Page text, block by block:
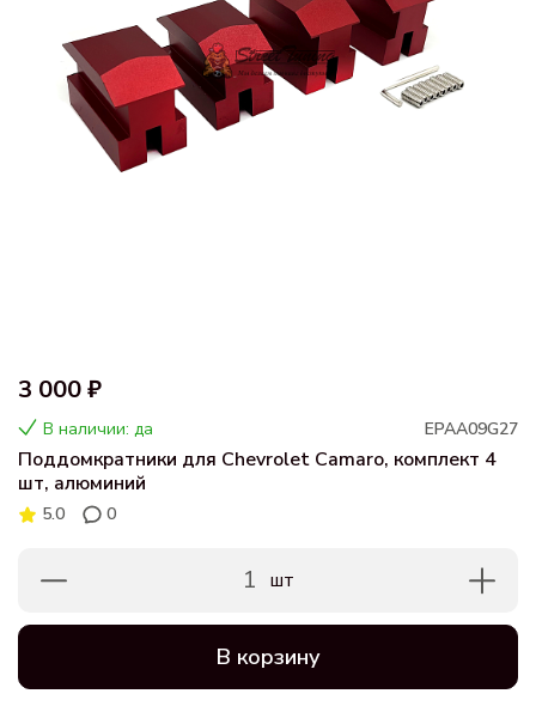
3 000 ₽
В наличии: да EPAA09G27
Поддомкратники для Chevrolet Camaro, комплект 4
шт, алюминий
5.0 0
1 шт
В корзину